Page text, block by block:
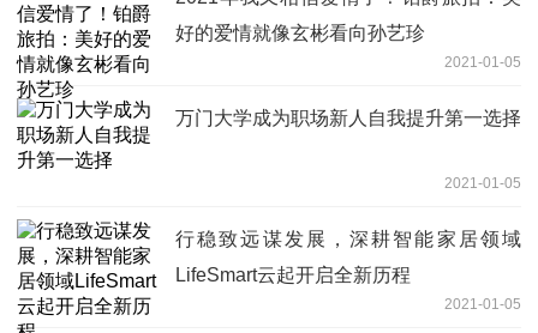
好的爱情就像玄彬看向孙艺珍
2021-01-05
万门大学成为职场新人自我提升第一选择
2021-01-05
行稳致远谋发展，深耕智能家居领域
LifeSmart云起开启全新历程
2021-01-05